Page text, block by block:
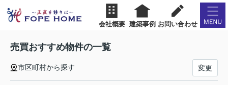
会社概要 建築事例 お問い合わせ
売買おすすめ物件の一覧
市区町村から探す 変更